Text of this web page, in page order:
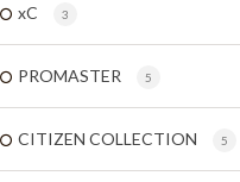
xC 3
PROMASTER 5
CITIZEN COLLECTION 5